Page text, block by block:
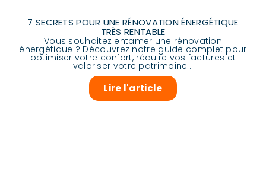
7 SECRETS POUR UNE RÉNOVATION ÉNERGÉTIQUE
TRÈS RENTABLE
Vous souhaitez entamer une rénovation
énergétique ? Découvrez notre guide complet pour
optimiser votre confort, réduire vos factures et
valoriser votre patrimoine...
Lire l'article